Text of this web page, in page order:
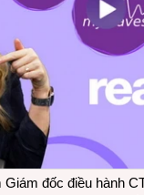
Giám đốc điều hành